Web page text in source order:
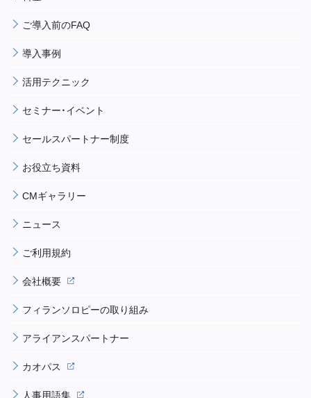
ご導入前のFAQ
導入事例
活用テクニック
セミナー・イベント
セールスパートナー制度
お役立ち資料
CMギャラリー
ニュース
ご利用規約
会社概要
フィランソロピーの取り組み
アライアンスパートナー
カオパス
人事用語集